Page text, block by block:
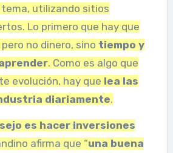
utilizando sitios
Lo primero que hay que
no dinero, sino tiempo y
. Como es algo que
evolución, hay que lea las
diariamente.
es hacer inversiones
afirma que “una buena